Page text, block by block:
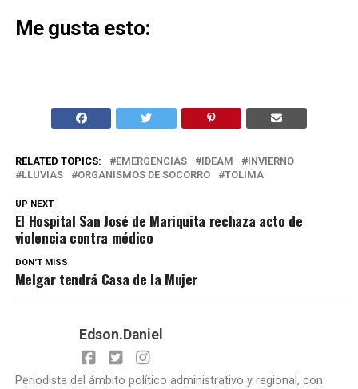
Me gusta esto:
RELATED TOPICS: EMERGENCIAS IDEAM
INVIERNO
LLUVIAS
ORGANISMOS DE SOCORRO TOLIMA
UP NEXT
El Hospital San José de Mariquita rechaza acto de
violencia contra médico
DON'T MISS
Melgar tendrá Casa de la Mujer
Edson.Daniel
Periodista del ámbito político administrativo y regional, con